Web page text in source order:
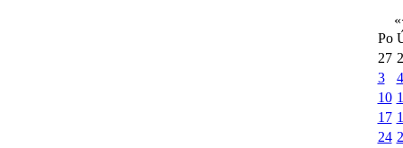
«
Po
27
3
4
10
17
24